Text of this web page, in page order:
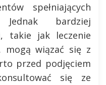
spełniających
bardziej
takie jak leczenie
mogą wiązać się z
przed podjęciem
się ze